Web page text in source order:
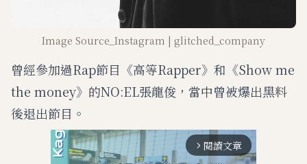
Image Source_Instagram | glitched_company
曾經參加過Rap節目《高等Rapper》和《Show me
the money》的NO:EL張龍俊，當中曾被爆出黑料
後退出節目。
arrow_forward_ios 閱讀文章